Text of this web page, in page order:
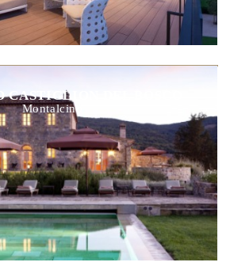
CASTIGLION DEL BOSCO
Montalcino